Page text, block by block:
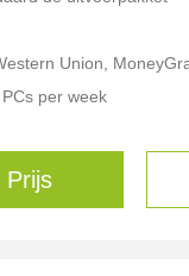
Union,
per week
Prijs